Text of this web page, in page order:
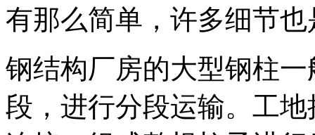
有那么简单，许多细节
钢结构厂房的大型钢柱
段，进行分段运输。工